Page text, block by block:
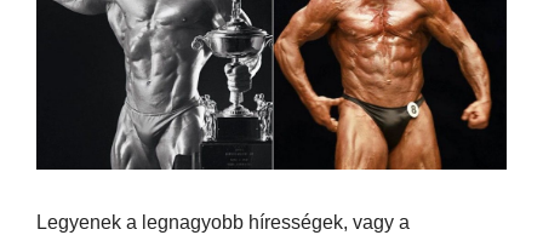
Legyenek a legnagyobb hírességek, vagy a